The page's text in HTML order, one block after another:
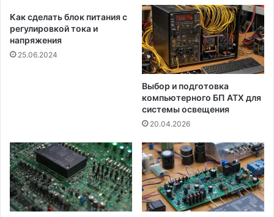
Как сделать блок питания с
регулировкой тока и
напряжения
25.06.2024
Выбор и подготовка
компьютерного БП ATX для
системы освещения
20.04.2026